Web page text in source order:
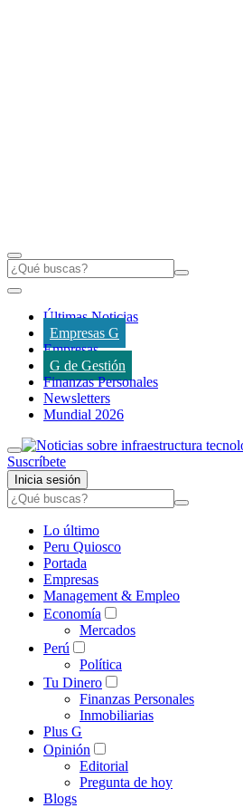
Últimas Noticias
Empresas G
Empresas
G de Gestión
Finanzas Personales
Newsletters
Mundial 2026
Suscríbete
Inicia sesión
Lo último
Peru Quiosco
Portada
Empresas
Management & Empleo
Economía
Mercados
Perú
Política
Tu Dinero
Finanzas Personales
Inmobiliarias
Plus G
Opinión
Editorial
Pregunta de hoy
Blogs